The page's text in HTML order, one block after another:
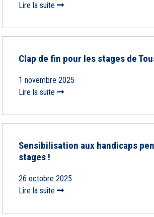
Lire la suite
Clap de fin pour les stages de
1 novembre 2025
Lire la suite
Sensibilisation aux handicaps
stages !
26 octobre 2025
Lire la suite